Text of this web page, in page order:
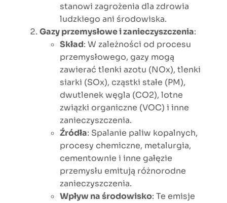
stanowi zagrożenia dla zdrowia
ludzkiego ani środowiska.
Gazy przemysłowe i zanieczyszczenia:
Skład: W zależności od procesu
przemysłowego, gazy mogą
zawierać tlenki azotu (NOx), tlenki
siarki (SOx), cząstki stałe (PM),
dwutlenek węgla (CO2), lotne
związki organiczne (VOC) i inne
zanieczyszczenia.
Źródła: Spalanie paliw kopalnych,
procesy chemiczne, metalurgia,
cementownie i inne gałęzie
przemysłu emitują różnorodne
zanieczyszczenia.
Wpływ na środowisko: Te emisje